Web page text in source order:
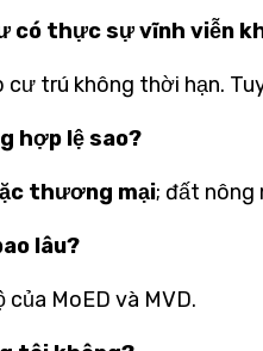
có thực sự vĩnh viễn
trú không thời hạn.
hợp lệ sao?
thương mại; đất nông
lâu?
MoED và MVD.